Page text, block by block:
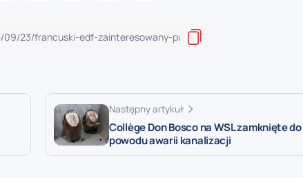
Następny artykuł
Collège Don Bosco na WSL zamknięte
powodu awarii kanalizacji